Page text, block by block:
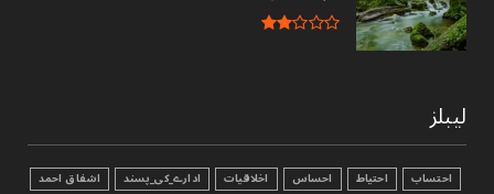
لیبلز
احتساب احتیاط احساس اخلاقیات ادارے_کی_پسند
اشفاق احمد